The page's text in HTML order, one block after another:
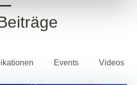
Events Videos